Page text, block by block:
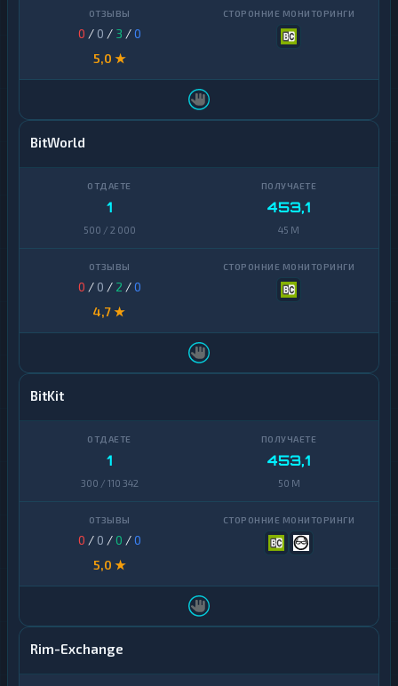
0 / 0 / 3 /0
5,0 ★
BitWorld
1
500 / 2 000
453,1
45 M
0 / 0 / 2 /0
4,7 ★
BitKit
1
300 / 110 342
453,1
50 M
0 / 0 /0 /0
5,0 ★
Rim-Exchange